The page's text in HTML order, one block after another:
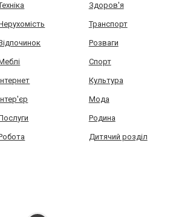
Здоров'я
Транспорт
Розваги
Спорт
Культура
Мода
Родина
Дитячий розділ